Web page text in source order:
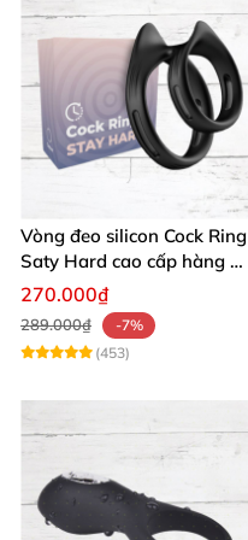
Vòng đeo silicon Cock Ring
Saty Hard cao cấp hàng Mỹ
chất lượng
270.000₫
289.000₫
-7%
(453)